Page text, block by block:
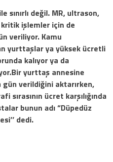
sınırlı değil. MR, ultrason,
işlemler için de
veriliyor. Kamu
yurttaşlar ya yüksek ücretli
kalıyor ya da
yurttaş annesine
verildiğini aktarırken,
ücret karşılığında
bunun adı “Düpedüz
dedi.